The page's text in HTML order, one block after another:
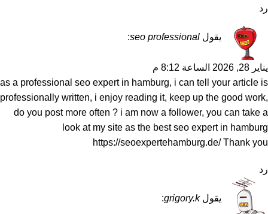
رد
يقول seo professional
:
يناير 28, 2026 الساعة 8:12 م
as a professional seo expert in hamburg, i can tell your article is
professionally written, i enjoy reading it, keep up the good work,
do you post more often ? i am now a follower, you can take a
look at my site as the best seo expert in hamburg
https://seoexpertehamburg.de/Thank you
رد
يقول grigory.k
: